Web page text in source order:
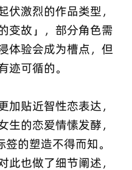
伏激烈的作品类型，
变故」，部分角色需
体验会成为槽点，但
迹可循的。
加贴近智性恋表达，
生的恋爱情愫发酵，
的塑造不得而知。
此也做了细节阐述，